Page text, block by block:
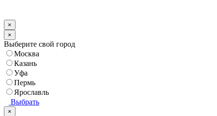
×
×
Выберите свой город
Москва
Казань
Уфа
Пермь
Ярославль
Выбрать
×